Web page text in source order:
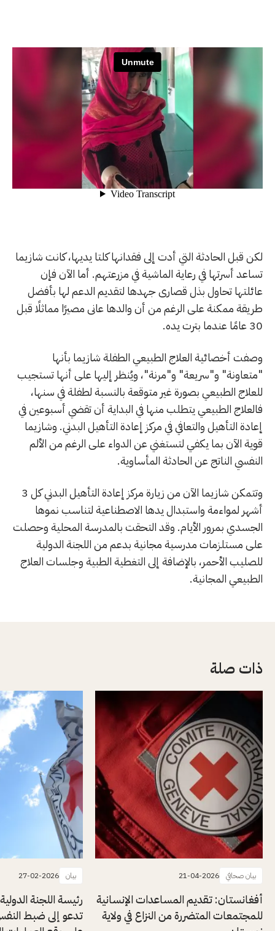
لكن قبل الحادثة التي أدت إلى فقدانها كلتا يديها، كانت شازيما
تساعد أسرتها في رعاية الماشية في مزرعتهم. أما الآن فإن
عائلتها تحاول بذل قصارى جهدها لتقديم الدعم لها بأفضل
طريقة ممكنة على الرغم من أن والدها عانى مصيرًا مماثلًا قبل
30 عامًا عندما بترت يده.
وصفت أخصائية العلاج الطبيعي الطفلة شازيما بأنها
"متعاونة" و"سريعة" و"مرنة"، ويُنظر إليها على أنها تستجيب
للعلاج الطبيعي بصورة غير متوقعة بالنسبة لطفلة في سنها،
فالعلاج الطبيعي يتطلب منها في البداية أن تقضي أسبوعين في
إعادة التأهيل والتعافي في مركز إعادة التأهيل البدني. وشازيما
قوية الآن بما يكفي لتستغني عن الدواء على الرغم من الألم
النفسي الناتج عن الحادثة المأساوية.
وتتمكن شازيما الآن من زيارة مركز إعادة التأهيل البدني كل 3
أشهر لمواءمة واستبدال يدها الاصطناعية لتناسب نموها
الجسدي بمرور الأيام. وقد التحقت بالمدرسة المحلية وحصلت
على مستلزمات مدرسية مجانية بدعم من اللجنة الدولية
للصليب الأحمر، بالإضافة إلى التغطية الطبية وجلسات العلاج
الطبيعي المجانية.
ذات صلة
بيان صحافي 21-04-2026
أفغانستان: تقديم المساعدات الإنسانية
للمجتمعات المتضررة من النزاع في ولاية
بيان 27-02-2026
رئيسة اللجنة
تدعو إلى ضبط